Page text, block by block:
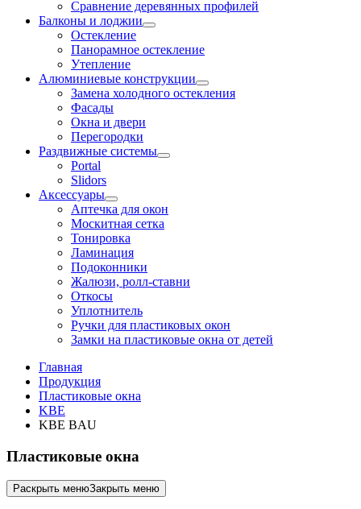
Сравнение деревянных профилей
Балконы и лоджии
Остекление
Панорамное остекление
Утепление
Алюминиевые конструкции
Замена холодного остекления
Фасады
Окна и двери
Перегородки
Раздвижные системы
Portal
Slidors
Аксессуары
Аптечка для окон
Москитная сетка
Тонировка
Ламинация
Подоконники
Жалюзи, ролл-ставни
Откосы
Уплотнитель
Ручки для пластиковых окон
Замки на пластиковые окна от детей
Главная
Продукция
Пластиковые окна
KBE
KBE BAU
Пластиковые окна
Раскрыть менюЗакрыть меню